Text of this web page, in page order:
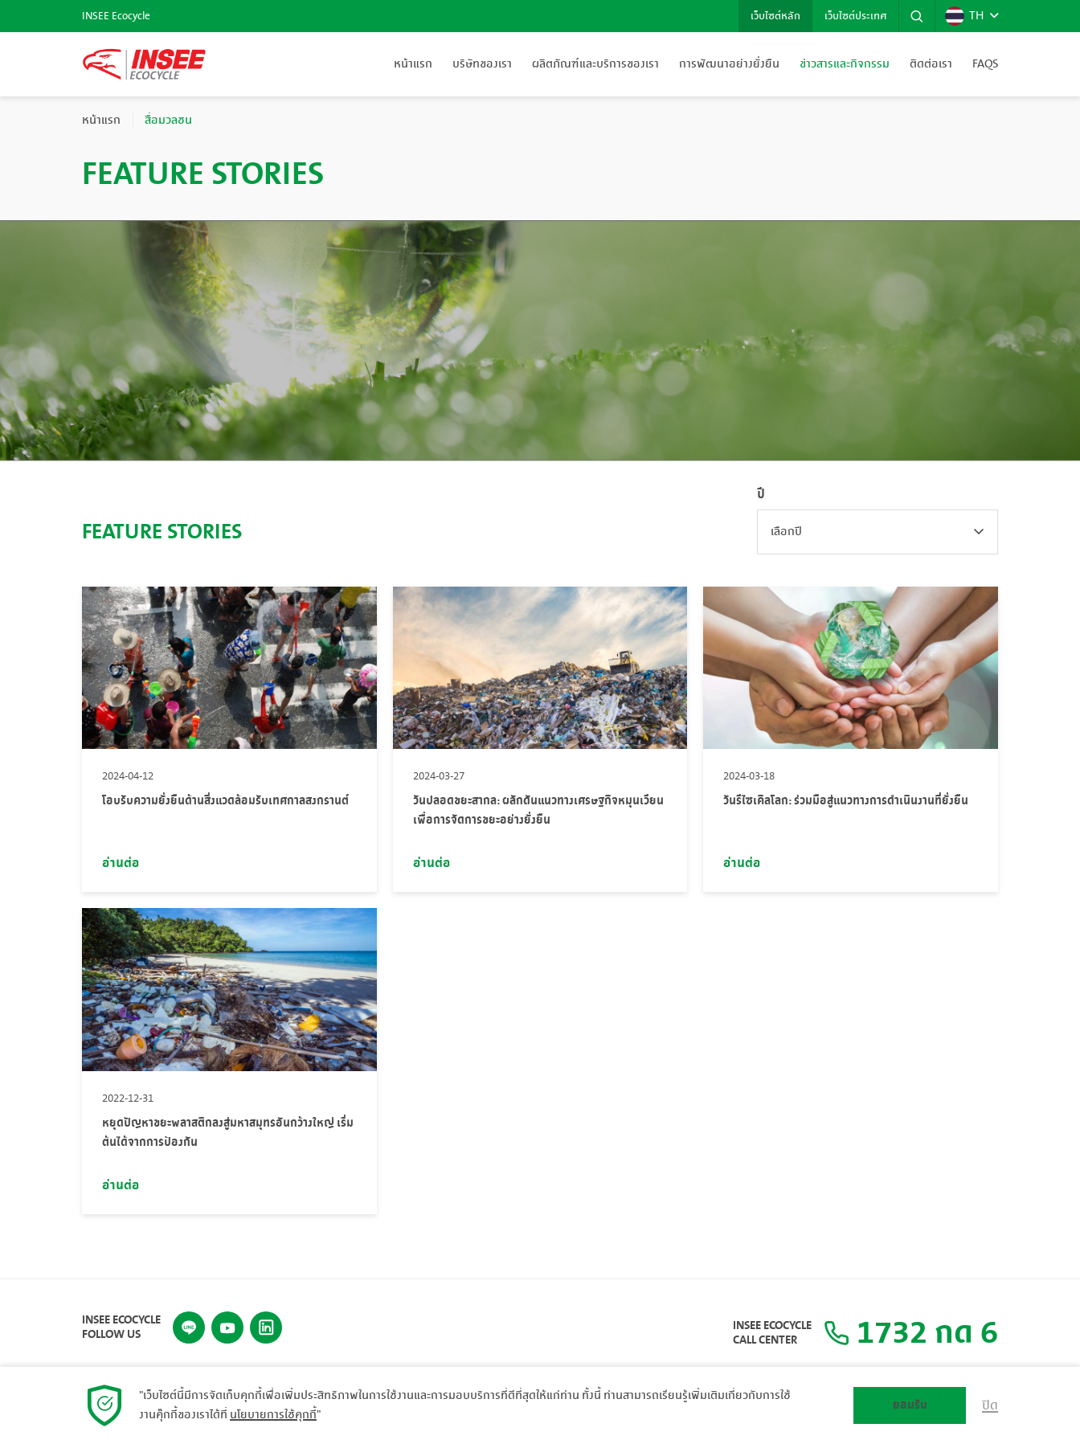
INSEE Ecocycle เว็บไซต์หลัก เว็บไซต์ประเทศ TH
หน้าแรก บริษัทของเรา ผลิตภัณฑ์และบริการของเรา การพัฒนาอย่างยั่งยืน ข่าวสารและกิจกรรม ติดต่อเรา FAQS
หน้าแรก สื่อมวลชน
FEATURE STORIES
FEATURE STORIES
ปี
เลือกปี
2024-04-12
โอบรับความยั่งยืนด้านสิ่งแวดล้อมรับเทศกาลสงกรานต์
อ่านต่อ
2024-03-27
วันปลอดขยะสากล: ผลักดันแนวทางเศรษฐกิจหมุนเวียน
เพื่อการจัดการขยะอย่างยั่งยืน
อ่านต่อ
2024-03-18
วันรีไซเคิลโลก: ร่วมมือสู่แนวทางการดำเนินงานที่ยั่งยืน
อ่านต่อ
2022-12-31
หยุดปัญหาขยะพลาสติกลงสู่มหาสมุทรอันกว้างใหญ่ เริ่ม
ต้นได้จากการป้องกัน
อ่านต่อ
INSEE ECOCYCLE
FOLLOW US INSEE ECOCYCLE
CALL CENTER 1732 กด 6
"เว็บไซต์นี้มีการจัดเก็บคุกกี้เพื่อเพิ่มประสิทธิภาพในการใช้งานและการมอบบริการที่ดีที่สุดให้แก่ท่าน ทั้งนี้ ท่านสามารถเรียนรู้เพิ่มเติมเกี่ยวกับการใช้
งานคุ๊กกี้ของเราได้ที่นโยบายการใช้คุกกี้"
ยอมรับ ปิด
© 2023 INSEE Ecocycle. All rights reserved. แผนผังเว็บไซต์